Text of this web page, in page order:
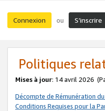
Connexion ou S’inscrire
Politiques
Mises à jour: 14 avril 2026
Décompte de Rémunération
Conditions Requises pour la